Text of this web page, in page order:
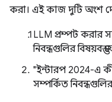
করা। এই কাজ দুটি অংশ
LLM প্রম্পট করার
নিবন্ধগুলির
"ইন্টারপ 2024-এ কী
সম্পর্কিত